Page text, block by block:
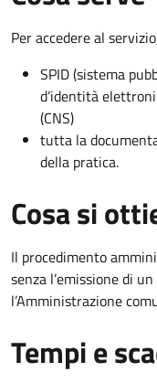
Per accedere al
SPID (sistema
d’identità
(CNS)
tutta la
della pratica.
Cosa si
Il procedimento
senza l’emissione di
l’Amministrazione
Tempi e